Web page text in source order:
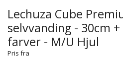
Lechuza Cube
selvvanding - 30cm
farver - M/U Hjul
Pris fra